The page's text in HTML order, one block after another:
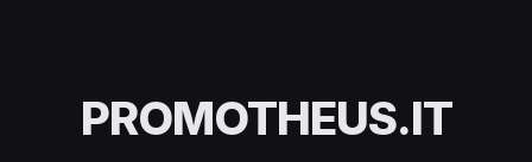
PROMOTHEUS.IT